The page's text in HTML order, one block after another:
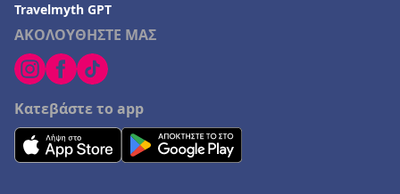
ΑΚΟΛΟΥΘΗΣΤΕ ΜΑΣ
Κατεβάστε το app
Travelmyth GPT